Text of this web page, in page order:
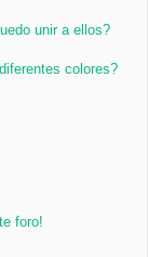
unir a ellos?
colores?
foro!